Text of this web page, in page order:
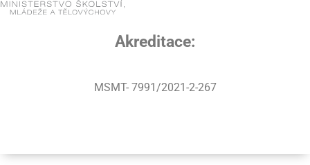
Akreditace:
MSMT- 7991/2021-2-267